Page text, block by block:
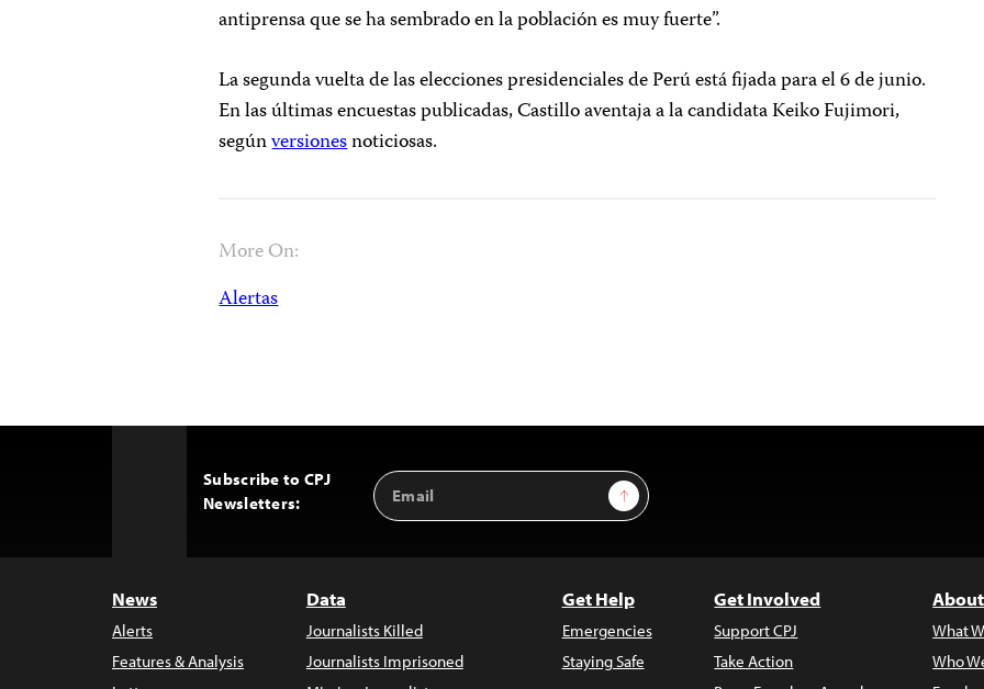
antiprensa que se ha sembrado en la población es muy fuerte”.
La segunda vuelta de las elecciones presidenciales de Perú está fijada para el 6 de junio.
En las últimas encuestas publicadas, Castillo aventaja a la candidata Keiko Fujimori,
segúnversionesnoticiosas.
More On:
Alertas
Subscribe to CPJ
Newsletters:
Email
Address
Sign Up
News
Alerts
Features & Analysis
Data
Journalists Killed
Journalists Imprisoned
Get Help
Emergencies
Staying Safe
Get Involved
Support CPJ
Take Action
What
Who